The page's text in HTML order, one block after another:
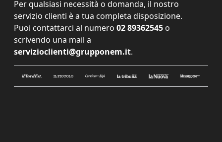
Per qualsiasi necessità o domanda, il nostro
servizio clienti è a tua completa disposizione.
Puoi contattarci al numero 02 89362545 o
scrivendo una mail a
servizioclienti@grupponem.it.